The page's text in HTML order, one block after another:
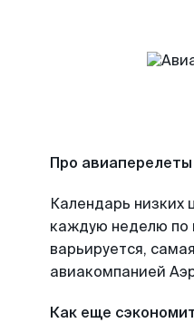
Про
Календарь низких
каждую неделю по
варьируется,
авиакомпанией
Как еще